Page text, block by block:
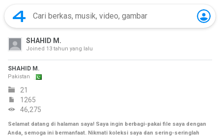
SHAHID M.
Joined 13 tahun yang lalu
SHAHID M.
Pakistan
21
1265
46,275
Selamat datang di halaman saya! Saya ingin berbagi-pakai file saya dengan
Anda, semoga ini bermanfaat. Nikmati koleksi saya dan sering-seringlah